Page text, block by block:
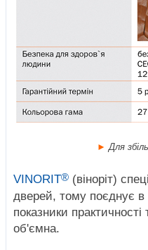
► Для
VINORIT® (віноріт)
дверей, тому поєднує в
показники
об'ємна.